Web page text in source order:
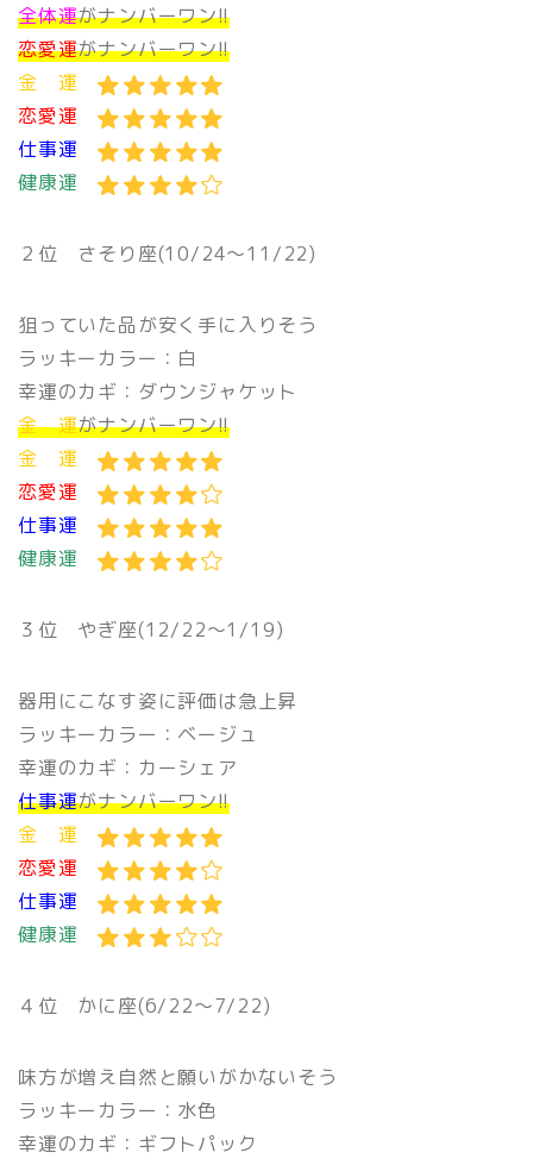
全体運がナンバーワン!!
恋愛運がナンバーワン!!
金 運
恋愛運
仕事運
健康運
２位 さそり座(10/24〜11/22)
狙っていた品が安く手に入りそう
ラッキーカラー：白
幸運のカギ：ダウンジャケット
金 運がナンバーワン!!
金 運
恋愛運
仕事運
健康運
３位 やぎ座(12/22〜1/19)
器用にこなす姿に評価は急上昇
ラッキーカラー：ベージュ
幸運のカギ：カーシェア
仕事運がナンバーワン!!
金 運
恋愛運
仕事運
健康運
４位 かに座(6/22〜7/22)
味方が増え自然と願いがかないそう
ラッキーカラー：水色
幸運のカギ：ギフトパック